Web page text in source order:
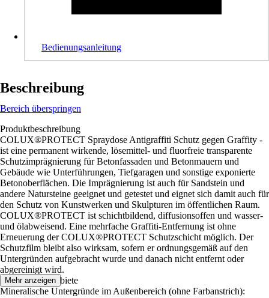
Bedienungsanleitung
Beschreibung
Bereich überspringen
Produktbeschreibung
COLUX®PROTECT Spraydose Antigraffiti Schutz gegen Graffity -
ist eine permanent wirkende, lösemittel- und fluorfreie transparente
Schutzimprägnierung für Betonfassaden und Betonmauern und
Gebäude wie Unterführungen, Tiefgaragen und sonstige exponierte
Betonoberflächen. Die Imprägnierung ist auch für Sandstein und
andere Natursteine geeignet und getestet und eignet sich damit auch für
den Schutz von Kunstwerken und Skulpturen im öffentlichen Raum.
COLUX®PROTECT ist schichtbildend, diffusionsoffen und wasser-
und ölabweisend. Eine mehrfache Graffiti-Entfernung ist ohne
Erneuerung der COLUX®PROTECT Schutzschicht möglich. Der
Schutzfilm bleibt also wirksam, sofern er ordnungsgemäß auf den
Untergründen aufgebracht wurde und danach nicht entfernt oder
abgereinigt wird.
Anwendungsgebiete
Mineralische Untergründe im Außenbereich (ohne Farbanstrich):
Mehr anzeigen